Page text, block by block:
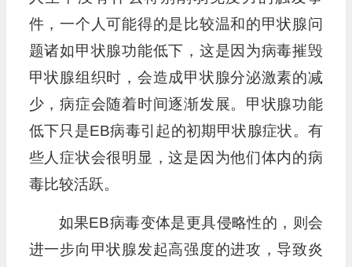
件，一个人可能得的是比较温和的甲状腺问
题诸如甲状腺功能低下，这是因为病毒摧毁
甲状腺组织时，会造成甲状腺分泌激素的减
少，病症会随着时间逐渐发展。甲状腺功能
低下只是EB病毒引起的初期甲状腺症状。有
些人症状会很明显，这是因为他们体内的病
毒比较活跃。
如果EB病毒变体是更具侵略性的，则会
进一步向甲状腺发起高强度的进攻，导致炎